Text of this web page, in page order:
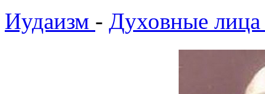
Иудаизм - Духовные